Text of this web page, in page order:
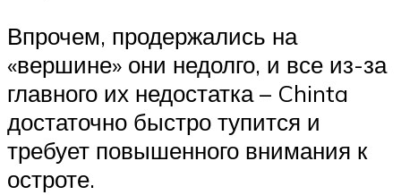
Впрочем, продержались на
«вершине» они недолго, и все из-за
главного их недостатка – Chinta
достаточно быстро тупится и
требует повышенного внимания к
остроте.